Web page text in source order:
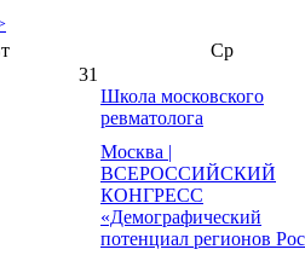
Ср
31
Школа московского
ревматолога
Москва |
ВСЕРОССИЙСКИЙ
КОНГРЕСС
«Демографический
потенциал регионов